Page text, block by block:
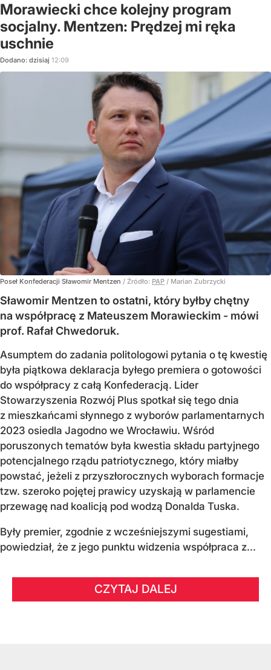
Morawiecki chce kolejny program
socjalny. Mentzen: Prędzej mi ręka
uschnie
Dodano: dzisiaj 12:09
Poseł Konfederacji Sławomir Mentzen / Źródło: PAP / Marian Zubrzycki
Sławomir Mentzen to ostatni, który byłby chętny
na współpracę z Mateuszem Morawieckim - mówi
prof. Rafał Chwedoruk.
Asumptem do zadania politologowi pytania o tę kwestię
była piątkowa deklaracja byłego premiera o gotowości
do współpracy z całą Konfederacją. Lider
Stowarzyszenia Rozwój Plus spotkał się tego dnia
z mieszkańcami słynnego z wyborów parlamentarnych
2023 osiedla Jagodno we Wrocławiu. Wśród
poruszonych tematów była kwestia składu partyjnego
potencjalnego rządu patriotycznego, który miałby
powstać, jeżeli z przyszłorocznych wyborach formacje
tzw. szeroko pojętej prawicy uzyskają w parlamencie
przewagę nad koalicją pod wodzą Donalda Tuska.
Były premier, zgodnie z wcześniejszymi sugestiami,
powiedział, że z jego punktu widzenia współpraca z...
CZYTAJ DALEJ